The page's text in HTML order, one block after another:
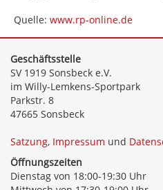
Quelle: www.rp-online.de
Geschäftsstelle
SV 1919 Sonsbeck e.V.
im Willy-Lemkens-Sportpark
Parkstr. 8
47665 Sonsbeck
Satzung, Impressum und
Öffnungszeiten
Dienstag von 18:00-19:30 Uhr